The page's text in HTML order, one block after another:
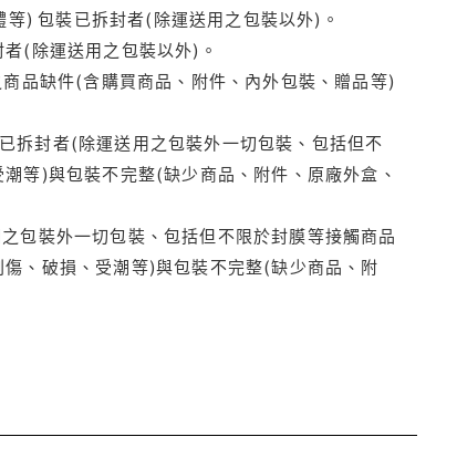
) 包裝已拆封者(除運送用之包裝以外)。
(除運送用之包裝以外)。
品缺件(含購買商品、附件、內外包裝、贈品等)
拆封者(除運送用之包裝外一切包裝、包括但不
等)與包裝不完整(缺少商品、附件、原廠外盒、
包裝外一切包裝、包括但不限於封膜等接觸商品
、破損、受潮等)與包裝不完整(缺少商品、附